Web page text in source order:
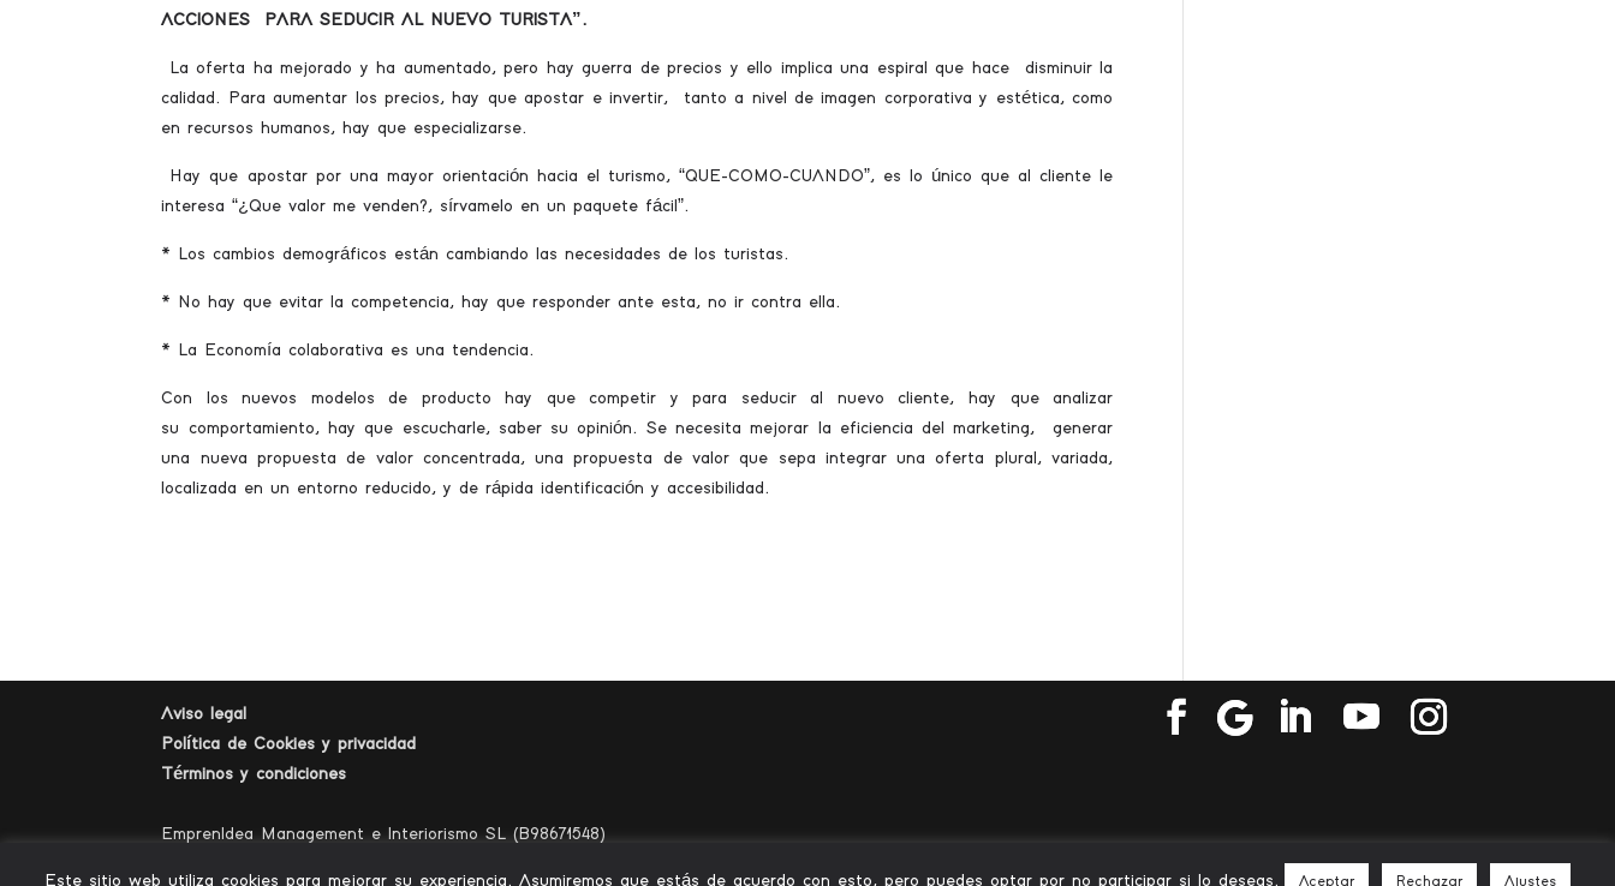
ACCIONES PARA SEDUCIR AL NUEVO TURISTA”.
La oferta ha mejorado y ha aumentado, pero hay guerra de precios y ello implica una espiral que hace disminuir la
calidad. Para aumentar los precios, hay que apostar e invertir, tanto a nivel de imagen corporativa y estética, como
en recursos humanos, hay que especializarse.
Hay que apostar por una mayor orientación hacia el turismo, “QUE-COMO-CUANDO”, es lo único que al cliente le
interesa “¿Que valor me venden?, sírvamelo en un paquete fácil”.
* Los cambios demográficos están cambiando las necesidades de los turistas.
* No hay que evitar la competencia, hay que responder ante esta, no ir contra ella.
* La Economía colaborativa es una tendencia.
Con los nuevos modelos de producto hay que competir y para seducir al nuevo cliente, hay que analizar
su comportamiento, hay que escucharle, saber su opinión. Se necesita mejorar la eficiencia del marketing, generar
una nueva propuesta de valor concentrada, una propuesta de valor que sepa integrar una oferta plural, variada,
localizada en un entorno reducido, y de rápida identificación y accesibilidad.
Aviso legal
Política de Cookies y privacidad
Términos y condiciones
EmprenIdea Management e Interiorismo SL (B98671548)
Este sitio web utiliza cookies para mejorar su experiencia. Asumiremos que estás de acuerdo con esto, pero puedes optar por no participar si lo deseas. Aceptar Rechazar Ajustes